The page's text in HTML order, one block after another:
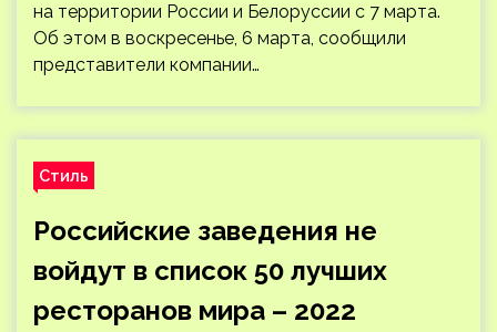
на территории России и Белоруссии с 7 марта.
Об этом в воскресенье, 6 марта, сообщили
представители компании…
Стиль
Российские заведения не
войдут в список 50 лучших
ресторанов мира – 2022